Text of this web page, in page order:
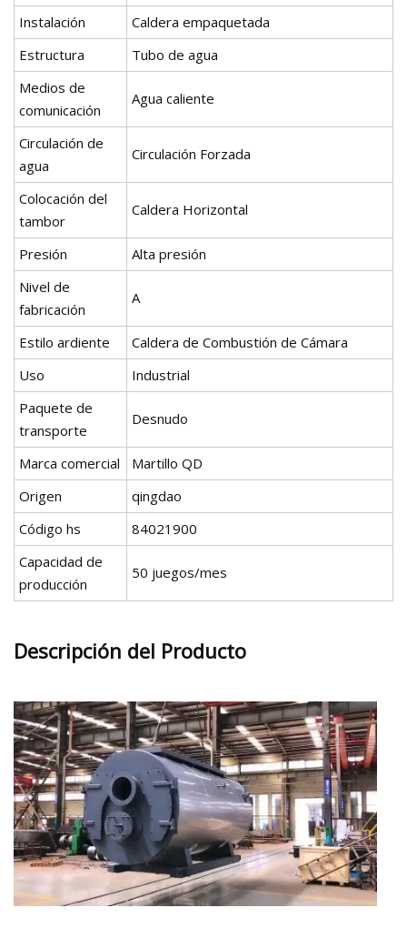
Instalación
Caldera empaquetada
Estructura
Tubo de agua
Medios de
comunicación
Agua caliente
Circulación de
agua
Circulación Forzada
Colocación del
tambor
Caldera Horizontal
Presión
Alta presión
Nivel de
fabricación
A
Estilo ardiente
Caldera de Combustión de Cámara
Uso
Industrial
Paquete de
transporte
Desnudo
Marca comercial
Martillo QD
Origen
qingdao
Código hs
84021900
Capacidad de
producción
50 juegos/mes
Descripción del Producto